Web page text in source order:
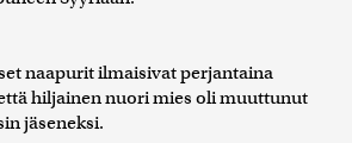
naapurit ilmaisivat perjantaina
hiljainen nuori mies oli muuttunut
jäseneksi.